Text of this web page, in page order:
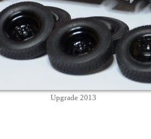
Upgrade 2013